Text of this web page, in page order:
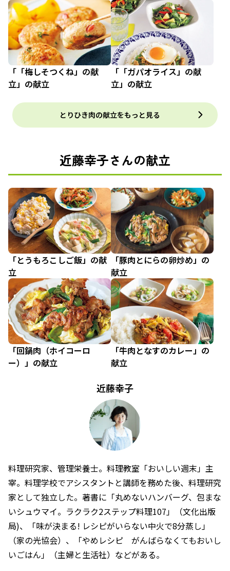
「「梅しそつくね」の献
立」の献立
「「ガパオライス」の献
立」の献立
とりひき肉の献立をもっと見る
近藤幸子さんの献立
「とうもろこしご飯」の献
立
「豚肉とにらの卵炒め」の
献立
「回鍋肉（ホイコーロ
ー）」の献立
「牛肉となすのカレー」の
献立
近藤幸子
料理研究家、管理栄養士。料理教室「おいしい週末」主
宰。料理学校でアシスタントと講師を務めた後、料理研究
家として独立した。著書に「丸めないハンバーグ、包まな
いシュウマイ。ラクラク2ステップ料理107」（文化出版
局)、「味が決まる! レシピがいらない中火で8分蒸し」
（家の光協会）、「やめレシピ がんばらなくてもおいし
いごはん」（主婦と生活社）などがある。